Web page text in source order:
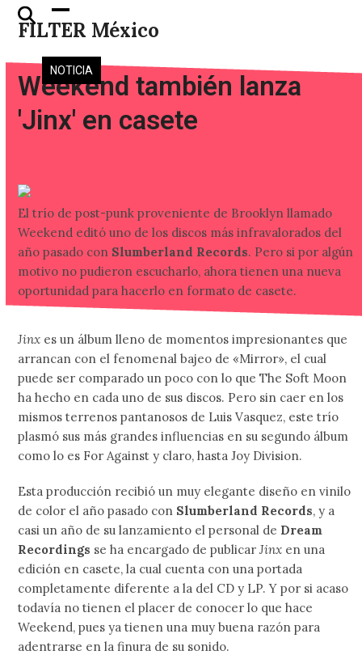
Skip
FILTER México
Open
mobile
menu
Close
mobile
menu
NOTICIA
Weekend también lanza
'Jinx' en casete
El trío de post-punk proveniente de Brooklyn llamado
Weekend editó uno de los discos más infravalorados del
año pasado con Slumberland Records. Pero si por algún
motivo no pudieron escucharlo, ahora tienen una nueva
oportunidad para hacerlo en formato de casete.
Jinx es un álbum lleno de momentos impresionantes que
arrancan con el fenomenal bajeo de «Mirror», el cual
puede ser comparado un poco con lo que The Soft Moon
ha hecho en cada uno de sus discos. Pero sin caer en los
mismos terrenos pantanosos de Luis Vasquez, este trío
plasmó sus más grandes influencias en su segundo álbum
como lo es For Against y claro, hasta Joy Division.
Esta producción recibió un muy elegante diseño en vinilo
de color el año pasado con Slumberland Records, y a
casi un año de su lanzamiento el personal de Dream
Recordings se ha encargado de publicarJinx en una
edición en casete, la cual cuenta con una portada
completamente diferente a la del CD y LP. Y por si acaso
todavía no tienen el placer de conocer lo que hace
Weekend, pues ya tienen una muy buena razón para
adentrarse en la finura de su sonido.